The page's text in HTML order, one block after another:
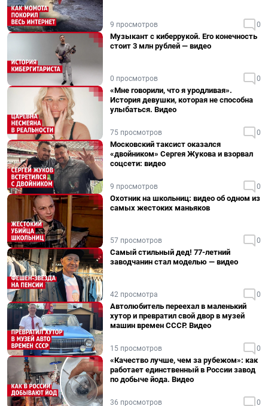
9 просмотров 0
Музыкант с киберрукой. Его конечность
стоит 3 млн рублей — видео
0 просмотров 0
«Мне говорили, что я уродливая».
История девушки, которая не способна
улыбаться. Видео
75 просмотров 0
Московский таксист оказался
«двойником» Сергея Жукова и взорвал
соцсети: видео
9 просмотров 0
Охотник на школьниц: видео об одном из
самых жестоких маньяков
57 просмотров 0
Самый стильный дед! 77-летний
заводчанин стал моделью — видео
42 просмотра 0
Автолюбитель переехал в маленький
хутор и превратил свой двор в музей
машин времен СССР. Видео
15 просмотров 0
«Качество лучше, чем за рубежом»: как
работает единственный в России завод
по добыче йода. Видео
36 просмотров 0